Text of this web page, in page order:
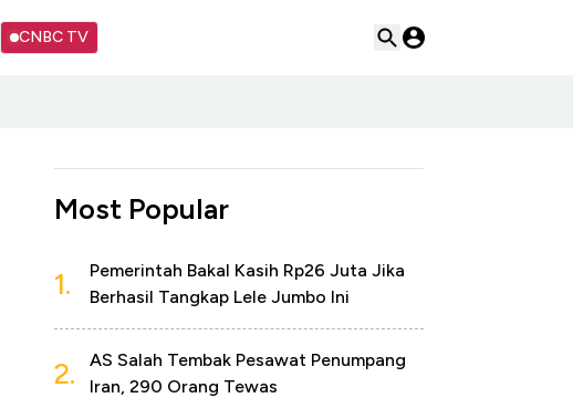
CNBC TV
Most Popular
1.
Pemerintah Bakal Kasih Rp26 Juta Jika
Berhasil Tangkap Lele Jumbo Ini
2.
AS Salah Tembak Pesawat Penumpang
Iran, 290 Orang Tewas